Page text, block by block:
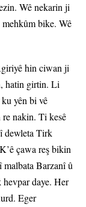
Wê nekarin ji
bike. Wê
hin ciwan ji
hatin girtin. Li
yên bi vê
nakin. Ti kesê
dewleta Tirk
çawa reş bikin
Barzanî û
daye. Her
Eger